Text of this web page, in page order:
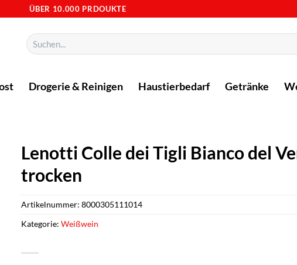
ÜBER 10.000 PRDOUKTE
Suchen
nach:
Drogerie & Reinigen Haustierbedarf Getränke
Lenotti Colle dei Tigli Bianco del
trocken
Artikelnummer: 8000305111014
Kategorie: Weißwein